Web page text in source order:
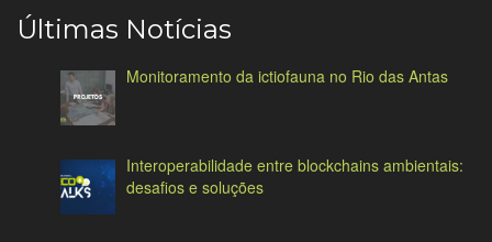
Últimas Notícias
Monitoramento da ictiofauna no Rio das Antas
Interoperabilidade entre blockchains ambientais:
desafios e soluções